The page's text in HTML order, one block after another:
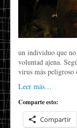
un individuo que
voluntad ajena.
virus más peligroso
Leer más…
Comparte esto:
Compartir